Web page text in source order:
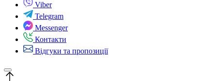
Viber
Telegram
Messenger
Контакти
Відгуки та пропозиції